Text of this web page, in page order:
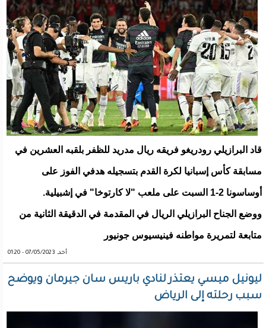
قاد البرازيلي رودريغو فريقه ريال مدريد للظفر بلقبه العشرين في
مسابقة كأس إسبانيا لكرة القدم بتسجيله هدفي الفوز على
أوساسونا 2-1 السبت على ملعب "لا كارتوخا" في إشبيلية.
ووضع الجناح البرازيلي الريال في المقدمة في الدقيقة الثانية من
متابعة لتمريرة مواطنه فينيسيوس جونيور
أحد, 07/05/2023 - 01:20
ليونيل ميسي يعتذر لنادي باريس سان جيرمان ويوضح
سبب رحلته إلى الرياض